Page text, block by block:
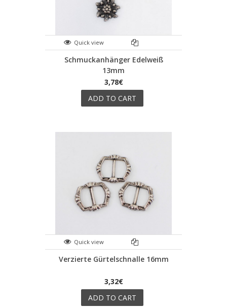
Quick view
Schmuckanhänger Edelweiß
13mm
3,78€
ADD TO CART
Quick view
Verzierte Gürtelschnalle 16mm
3,32€
ADD TO CART